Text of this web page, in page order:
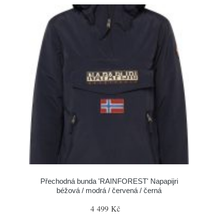
Přechodná bunda 'RAINFOREST' Napapijri
béžová / modrá / červená / černá
4 499 Kč